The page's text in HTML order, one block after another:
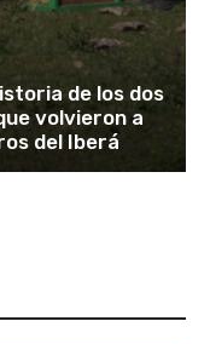
de los dos
volvieron a
del Iberá